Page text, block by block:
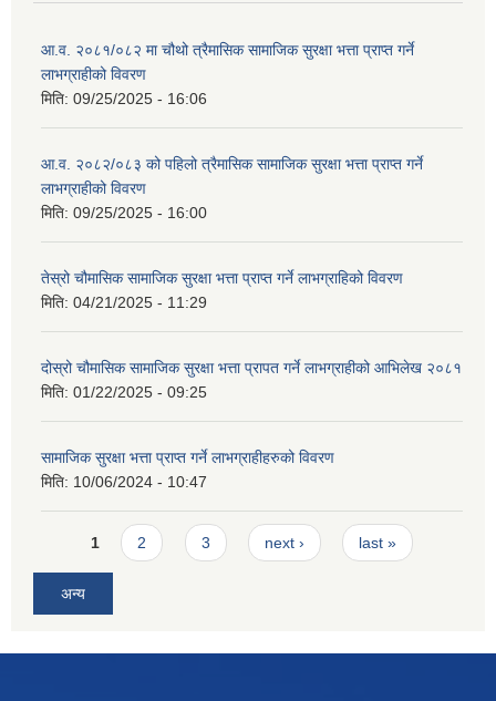
आ.व. २०८१/०८२ मा चौथो त्रैमासिक सामाजिक सुरक्षा भत्ता प्राप्त गर्ने
लाभग्राहीको विवरण
मिति: 09/25/2025 - 16:06
आ.व. २०८२/०८३ को पहिलो त्रैमासिक सामाजिक सुरक्षा भत्ता प्राप्त गर्ने
लाभग्राहीको विवरण
मिति: 09/25/2025 - 16:00
तेस्रो चौमासिक सामाजिक सुरक्षा भत्ता प्राप्त गर्ने लाभग्राहिको विवरण
मिति: 04/21/2025 - 11:29
दोस्रो चौमासिक सामाजिक सुरक्षा भत्ता प्रापत गर्ने लाभग्राहीको आभिलेख २०८१
मिति: 01/22/2025 - 09:25
सामाजिक सुरक्षा भत्ता प्राप्त गर्ने लाभग्राहीहरुको विवरण
मिति: 10/06/2024 - 10:47
Pages
1 2 3 next › last »
अन्य